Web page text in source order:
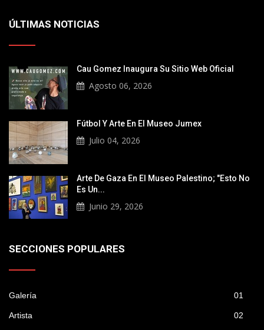
ÚLTIMAS NOTICIAS
Cau Gomez Inaugura Su Sitio Web Oficial
Agosto 06, 2026
Fútbol Y Arte En El Museo Jumex
Julio 04, 2026
Arte De Gaza En El Museo Palestino; "Esto No
Es Un...
Junio 29, 2026
SECCIONES POPULARES
Galería 01
Artista 02